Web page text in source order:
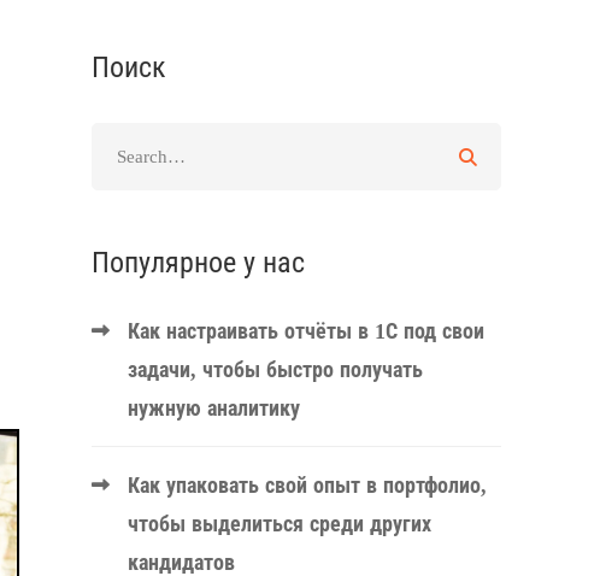
Поиск
Популярное у нас
Как настраивать отчёты в 1С под свои
задачи, чтобы быстро получать
нужную аналитику
Как упаковать свой опыт в портфолио,
чтобы выделиться среди других
кандидатов